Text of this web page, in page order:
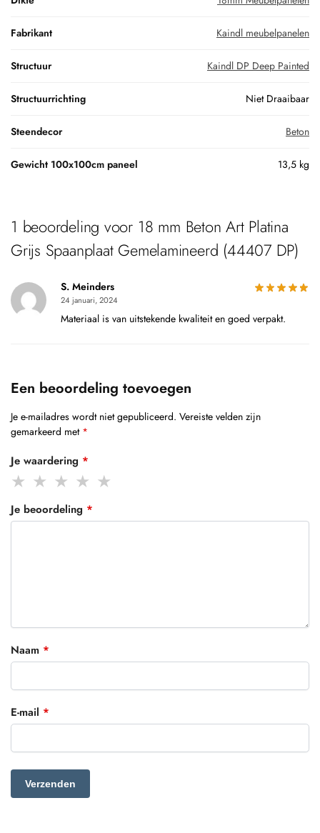
Fabrikant Kaindl meubelpanelen
Structuur Kaindl DP Deep Painted
Structuurrichting Niet Draaibaar
Steendecor Beton
Gewicht 100x100cm paneel 13,5 kg
1 beoordeling voor 18 mm Beton Art Platina
Grijs Spaanplaat Gemelamineerd (44407 DP)
S. Meinders
24 januari, 2024
Materiaal is van uitstekende kwaliteit en goed verpakt.
Een beoordeling toevoegen
Je e-mailadres wordt niet gepubliceerd. Vereiste velden zijn
gemarkeerd met *
Je waardering *
Je beoordeling *
Naam *
E-mail *